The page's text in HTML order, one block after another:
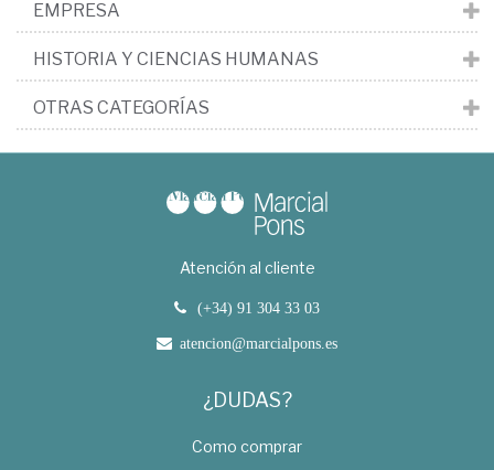
EMPRESA
HISTORIA Y CIENCIAS HUMANAS
OTRAS CATEGORÍAS
Atención al cliente
(+34) 91 304 33 03
atencion@marcialpons.es
¿DUDAS?
Como comprar